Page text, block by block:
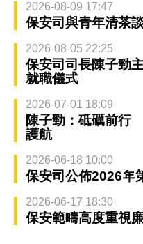
2026-08-09 17:47
保安司與青年清茶
2026-08-05 22:25
保安司司長陳子勁
就職儀式
2026-07-01 18:09
陳子勁：砥礪前行
護航
2026-06-18 10:00
保安司公佈2026年
2026-06-17 18:30
保安範疇高度重視